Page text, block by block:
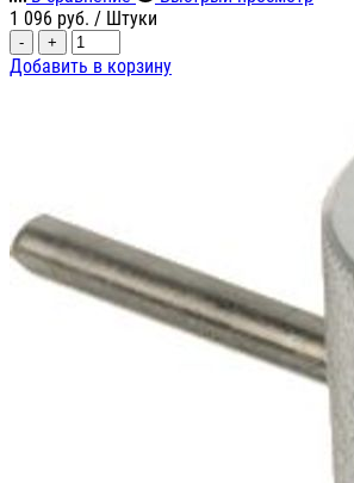
1 096 руб. / Штуки
- +
Добавить в корзину